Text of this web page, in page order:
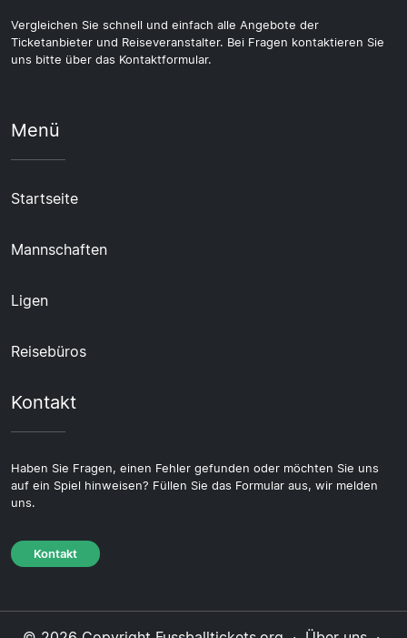
Vergleichen Sie schnell und einfach alle Angebote der
Ticketanbieter und Reiseveranstalter. Bei Fragen kontaktieren Sie
uns bitte über das Kontaktformular.
Menü
Startseite
Mannschaften
Ligen
Reisebüros
Kontakt
Haben Sie Fragen, einen Fehler gefunden oder möchten Sie uns
auf ein Spiel hinweisen? Füllen Sie das Formular aus, wir melden
uns.
Kontakt